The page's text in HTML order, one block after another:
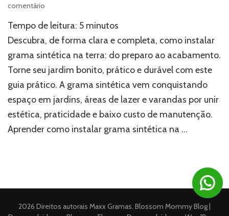
comentário
o
passo
passo
de
como
instalar
grama
sintética
terra
Tempo de leitura: 5 minutos
Descubra, de forma clara e completa, como instalar
grama sintética na terra: do preparo ao acabamento.
Torne seu jardim bonito, prático e durável com este
guia prático. A grama sintética vem conquistando
espaço em jardins, áreas de lazer e varandas por unir
estética, praticidade e baixo custo de manutenção.
Aprender como instalar grama sintética na …
2026 Direitos autorais Maxx Gramas. Blossom Mommy Blog |